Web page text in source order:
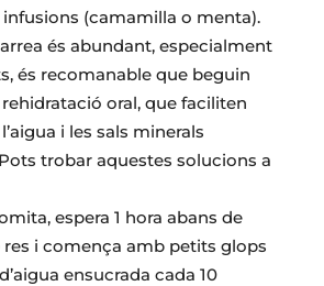
infusions (camamilla o menta).
és abundant, especialment
és recomanable que beguin
oral, que faciliten
i les sals minerals
trobar aquestes solucions a
espera 1 hora abans de
i comença amb petits glops
ensucrada cada 10